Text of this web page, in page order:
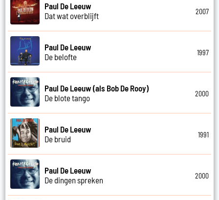
Paul De Leeuw
Dat wat overblijft
2007
Paul De Leeuw
De belofte
1997
Paul De Leeuw (als Bob De Rooy)
De blote tango
2000
Paul De Leeuw
De bruid
1991
Paul De Leeuw
De dingen spreken
2000